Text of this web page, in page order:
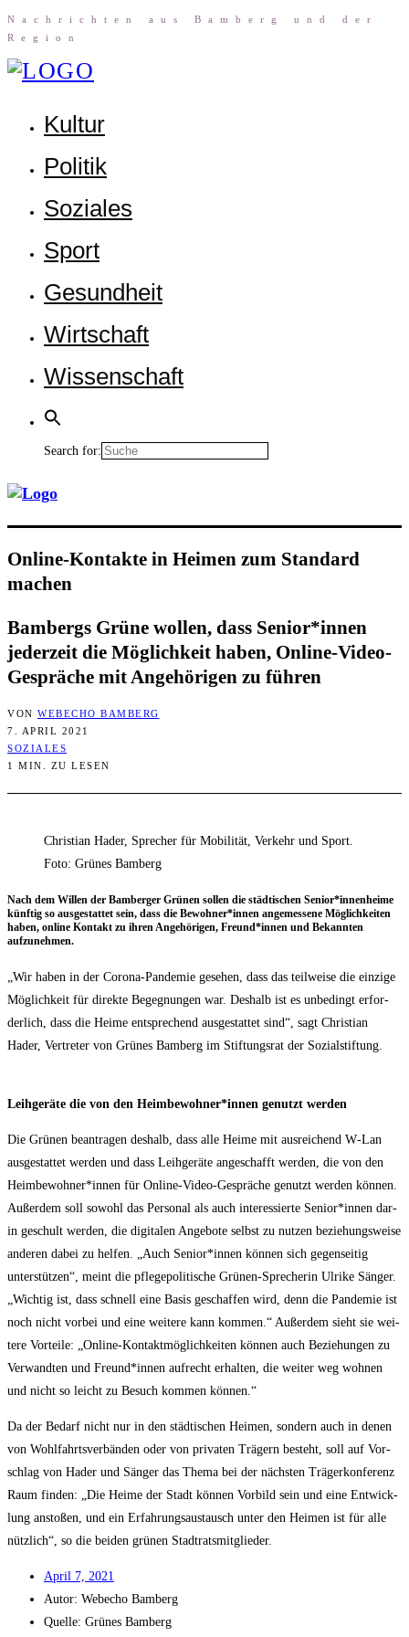
Nach­rich­ten aus Bam­berg und der
Region
Kul­tur
Poli­tik
Sozia­les
Sport
Gesund­heit
Wirt­schaft
Wis­sen­schaft
Search for:
Online-Kon­tak­te in Hei­men zum Stan­dard
machen
Bam­bergs Grü­ne wol­len, dass Senior*innen
jeder­zeit die Mög­lich­keit haben, Online-Video-
Gesprä­che mit Ange­hö­ri­gen zu führen
VON WEBECHO BAMBERG
7. APRIL 2021
SOZIALES
1 MIN. ZU LESEN
Christian Hader, Sprecher für Mobilität, Verkehr und Sport.
Foto: Grünes Bamberg
Nach dem Wil­len der Bam­ber­ger Grü­nen sol­len die städ­ti­schen Senior*innenheime
künf­tig so aus­ge­stat­tet sein, dass die Bewohner*innen ange­mes­se­ne Mög­lich­kei­ten
haben, online Kon­takt zu ihren Ange­hö­ri­gen, Freund*innen und Bekann­ten
aufzunehmen.
„Wir haben in der Coro­na-Pan­de­mie gese­hen, dass das teil­wei­se die ein­zi­ge
Mög­lich­keit für direk­te Begeg­nun­gen war. Des­halb ist es unbe­dingt erfor­
der­lich, dass die Hei­me ent­spre­chend aus­ge­stat­tet sind“, sagt Chris­ti­an
Hader, Ver­tre­ter von Grü­nes Bam­berg im Stif­tungs­rat der Sozialstiftung.
Leih­ge­rä­te die von den Heimbewohner*innen genutzt werden
Die Grü­nen bean­tra­gen des­halb, dass alle Hei­me mit aus­rei­chend W‑Lan
aus­ge­stat­tet wer­den und dass Leih­ge­rä­te ange­schafft wer­den, die von den
Heimbewohner*innen für Online-Video-Gesprä­che genutzt wer­den kön­nen.
Außer­dem soll sowohl das Per­so­nal als auch inter­es­sier­te Senior*innen dar­
in geschult wer­den, die digi­ta­len Ange­bo­te selbst zu nut­zen bezie­hungs­wei­se
ande­ren dabei zu hel­fen. „Auch Senior*innen kön­nen sich gegen­sei­tig
unter­stüt­zen“, meint die pfle­ge­po­li­ti­sche Grü­nen-Spre­che­rin Ulri­ke Sän­ger.
„Wich­tig ist, dass schnell eine Basis geschaf­fen wird, denn die Pan­de­mie ist
noch nicht vor­bei und eine wei­te­re kann kom­men.“ Außer­dem sieht sie wei­
te­re Vor­tei­le: „Online-Kon­takt­mög­lich­kei­ten kön­nen auch Bezie­hun­gen zu
Ver­wand­ten und Freund*innen auf­recht erhal­ten, die wei­ter weg woh­nen
und nicht so leicht zu Besuch kom­men können.“
Da der Bedarf nicht nur in den städ­ti­schen Hei­men, son­dern auch in denen
von Wohl­fahrts­ver­bän­den oder von pri­va­ten Trä­gern besteht, soll auf Vor­
schlag von Hader und Sän­ger das The­ma bei der nächs­ten Trä­ger­kon­fe­renz
Raum fin­den: „Die Hei­me der Stadt kön­nen Vor­bild sein und eine Ent­wick­
lung ansto­ßen, und ein Erfah­rungs­aus­tausch unter den Hei­men ist für alle
nütz­lich“, so die bei­den grü­nen Stadtratsmitglieder.
April 7, 2021
Autor: Web­echo Bamberg
Quel­le: Grü­nes Bamberg